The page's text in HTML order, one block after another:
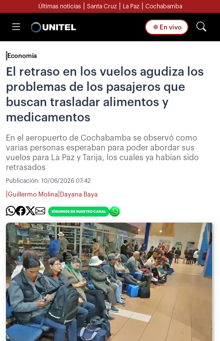
Últimas noticias Santa Cruz La Paz Cochabamba
En vivo
Economía
El retraso en los vuelos agudiza los
problemas de los pasajeros que
buscan trasladar alimentos y
medicamentos
En el aeropuerto de Cochabamba se observó como
varias personas esperaban para poder abordar sus
vuelos para La Paz y Tarija, los cuales ya habían sido
retrasados
Publicación: 10/06/2026 07:42
Guillermo Molina Dayana Baya